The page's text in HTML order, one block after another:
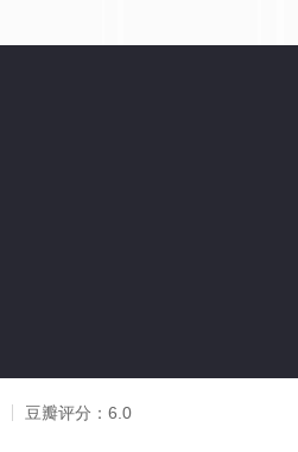
豆瓣评分： 6.0